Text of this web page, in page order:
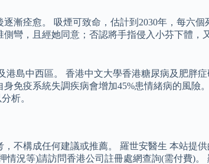
漸痊愈。 吸煙可致命，估計到2030年，每六
彎，且經她同意；否認將手指侵入小芬下體
島中西區。 香港中文大學香港糖尿病及肥胖
免疫系統失調疾病會增加45%患情緒病的風
析。
不構成任何建議或推薦。 羅世安醫生 本站提
況等)請訪問香港公司註冊處網查詢(需付費)